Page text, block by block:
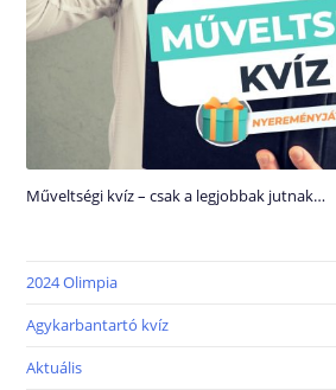
Műveltségi kvíz – csak a legjobbak jutnak…
2024 Olimpia
Agykarbantartó kvíz
Aktuális